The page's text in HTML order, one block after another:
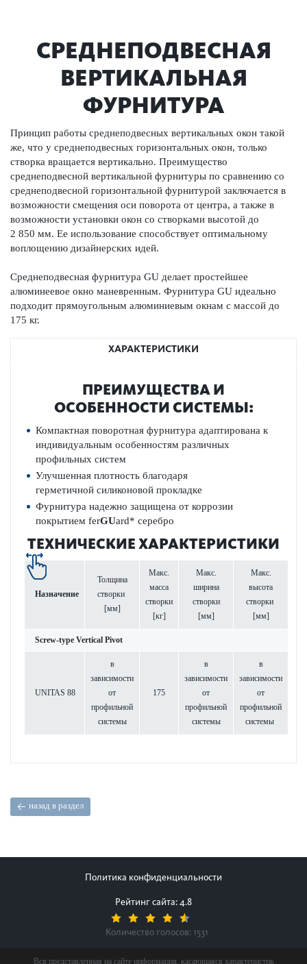
СРЕДНЕПОДВЕСНАЯ
ВЕРТИКАЛЬНАЯ
ФУРНИТУРА
Принцип работы среднеподвесных вертикальных окон такой
же, что у среднеподвесных горизонтальных окон, только
створка вращается вертикально. Преимущество
среднеподвесной вертикальной фурнитуры по сравнению со
среднеподвесной горизонтальной фурнитурой заключается в
возможности смещения оси поворота от центра, а также в
возможности установки окон со створками высотой до
2 850 мм. Ее использование способствует оптимальному
воплощению дизайнерских идей.
Среднеподвесная фурнитура GU делает простейшее
алюминеевое окно маневренным. Фурнитура GU идеально
подходит прямоугольным алюминиевым окнам с массой до
175 кг.
ХАРАКТЕРИСТИКИ
ПРЕИМУЩЕСТВА И
ОСОБЕННОСТИ СИСТЕМЫ:
Компактная поворотная фурнитура адаптирована к
индивидуальным особенностям различных
профильных систем
Улучшенная плотность благодаря
герметичной силиконовой прокладке
Фурнитура надежно защищена от коррозии
покрытием fer­GUard* серебро
ТЕХНИЧЕСКИЕ ХАРАКТЕРИСТИКИ
Назначение
Толщина
створки
[мм]
Макс.
масса
створки
[кг]
Макс.
ширина
створки
[мм]
Макс.
высота
створки
[мм]
Screw-type Ver­tical Pivot
UNITAS 88
в
зависимости
от
профильной
системы
175
в
зависимости
от
профильной
системы
в
зависимости
от
профильной
системы
назад в раздел
Политика конфиденциальности
Рейтинг сайта: 4.8
Количество голосов: 1531
Вся представленная на сайте информация, касающаяся характеристик